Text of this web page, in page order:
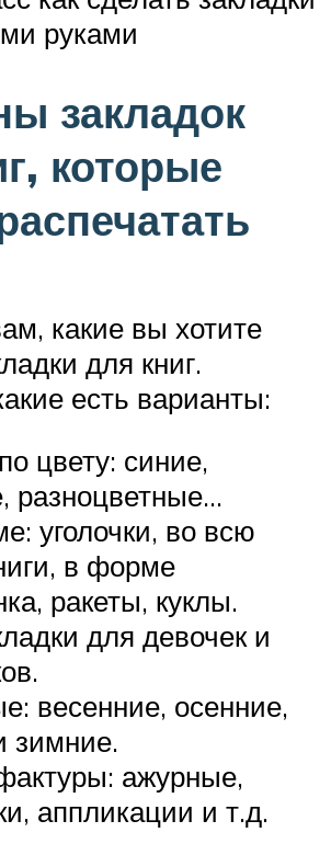
руками
закладок
которые
какие вы хотите
для книг.
есть варианты:
цвету: синие,
разноцветные…
уголочки, во всю
в форме
ракеты, куклы.
для девочек и
весенние, осенние,
зимние.
ажурные,
аппликации и т.д.